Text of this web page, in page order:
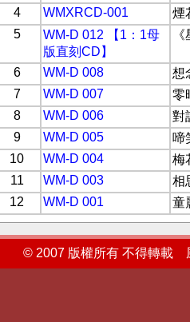
4
WMXRCD-001
煙
5
WM-D 012 【1：1母
版直刻CD】
6 WM-D 008
想
7
WM-D 007
零
8
WM-D 006
對
9
WM-D 005
啼
10
WM-D 004
梅
11
WM-D 003
相
12
WM-D 001 童
© 2007 版權所有 不得轉載